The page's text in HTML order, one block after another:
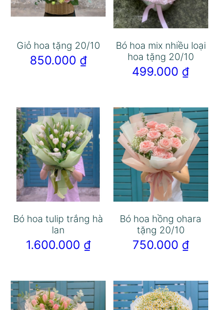
Giỏ hoa tặng 20/10
850.000 ₫
Bó hoa mix nhiều loại
hoa tặng 20/10
499.000 ₫
Bó hoa tulip trắng hà
lan
1.600.000 ₫
Bó hoa hồng ohara
tặng 20/10
750.000 ₫